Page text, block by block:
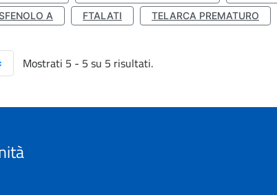
A
FTALATI TELARCA PREMATURO
Mostrati 5 - 5 su 5 risultati.